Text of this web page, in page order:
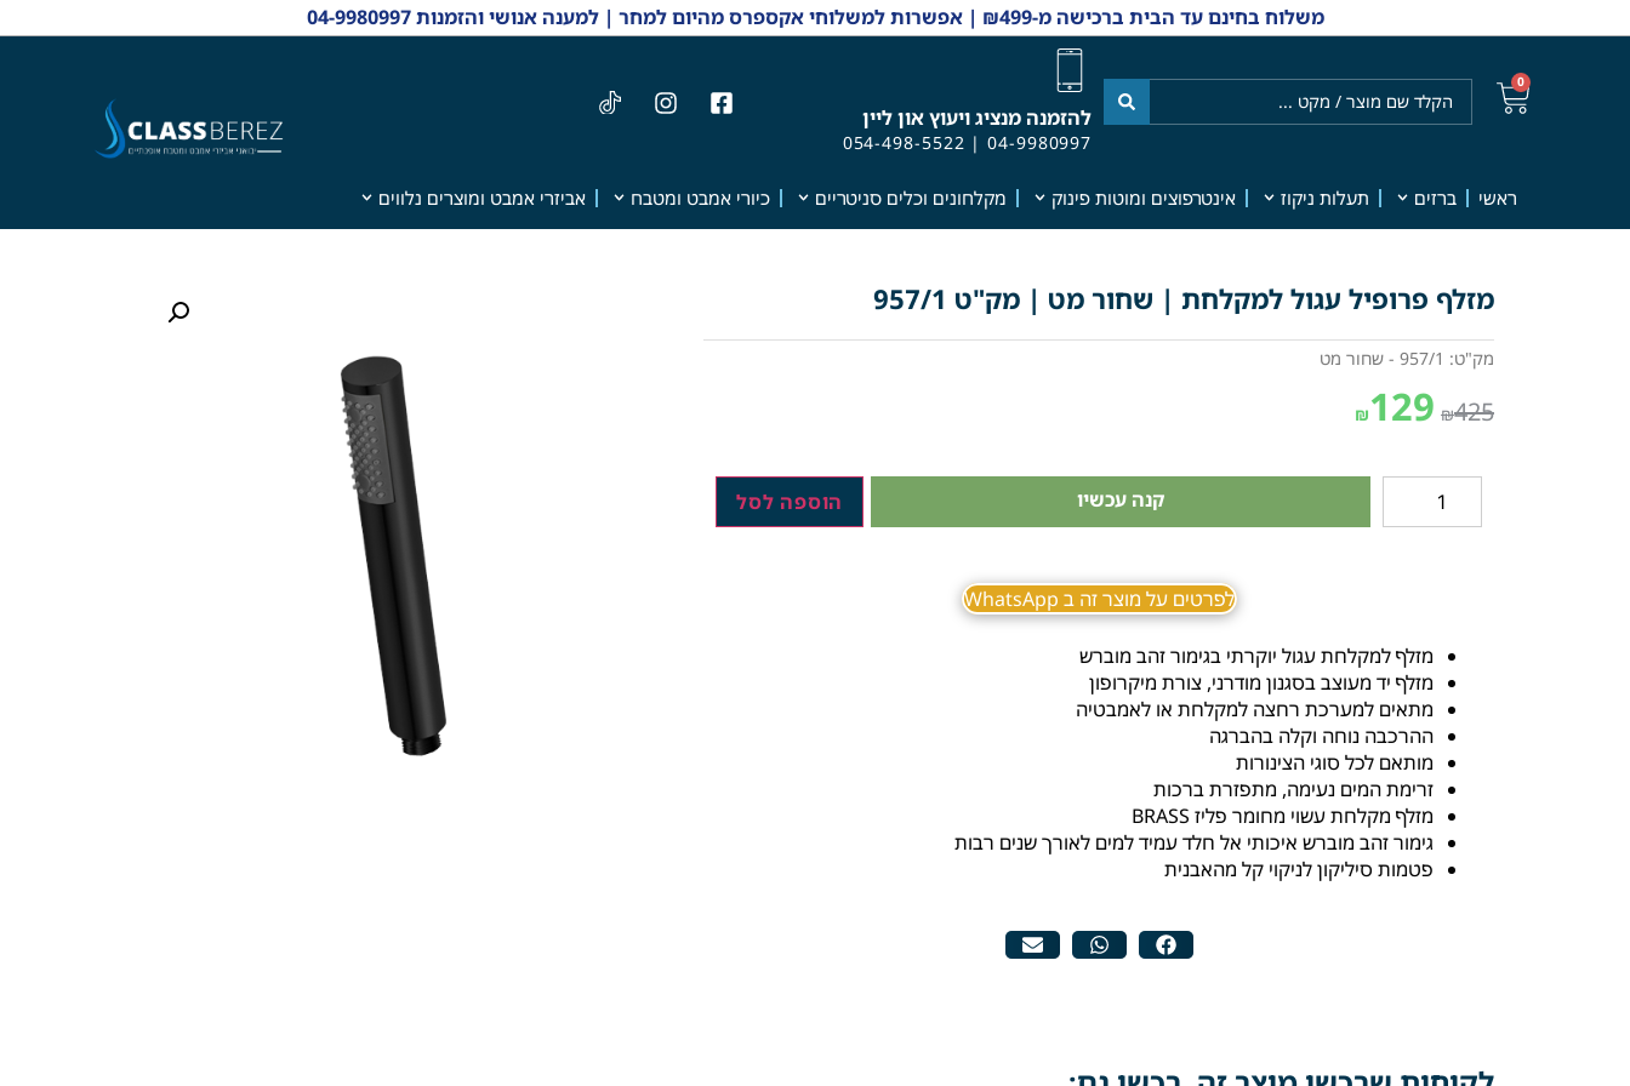
משלוח בחינם עד הבית ברכישה מ-₪499 | אפשרות למשלוחי אקספרס מהיום למחר | למענה אנושי והזמנות 04-9980997
0
להזמנה מנציג ויעוץ און ליין
04-9980997
|
054-498-5522
ראשי ברזים תעלות ניקוז אינטרפוצים ומוטות פינוק מקלחונים וכלים סניטריים כיורי אמבט ומטבח אביזרי אמבט ומוצרים נלווים
מזלף פרופיל עגול למקלחת | שחור מט | מק"ט 957/1
מק"ט: 957/1 - שחור מט
₪425
₪129
קנה עכשיו הוספה לסל
לפרטים על מוצר זה ב WhatsApp
מזלף למקלחת עגול יוקרתי בגימור זהב מוברש
מזלף יד מעוצב בסגנון מודרני, צורת מיקרופון
מתאים למערכת רחצה למקלחת או לאמבטיה
ההרכבה נוחה וקלה בהברגה
מותאם לכל סוגי הצינורות
זרימת המים נעימה, מתפזרת ברכות
מזלף מקלחת עשוי מחומר פליז BRASS
גימור זהב מוברש איכותי אל חלד עמיד למים לאורך שנים רבות
פטמות סיליקון לניקוי קל מהאבנית